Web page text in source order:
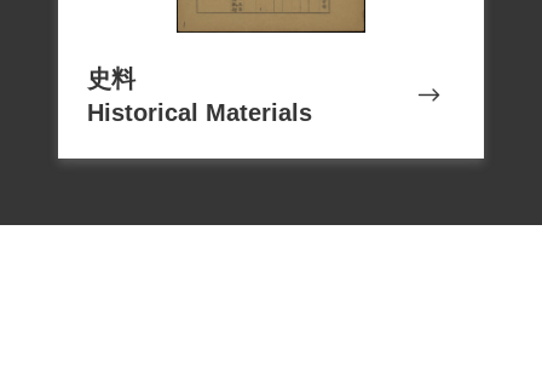
史料
Historical Materials